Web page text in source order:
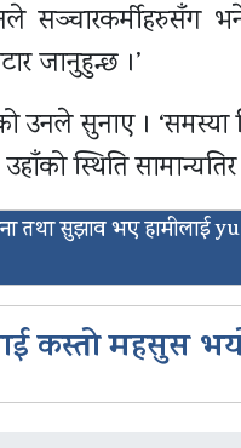
सञ्चारकर्मीहरुसँग
जानुहुन्छ ।’
उनले सुनाए । ‘समस्या
स्थिति
तथा सुझाव भए हामीलाई
कस्तो महसुस